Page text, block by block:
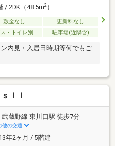
/ 2DK（48.5m2）
敷金なし
更新料なし
・トイレ別 駐車場(近隣含)
内見・入居日時期等何でもご
ＩＩ
武蔵野線 東川口駅 徒歩7分
他の交通
年2ヶ月 / 5階建